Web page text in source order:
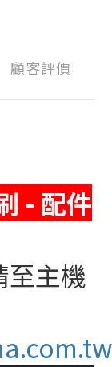
顧客評價
- 配件
至主機